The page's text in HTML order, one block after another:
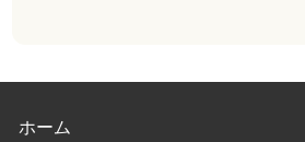
ホーム